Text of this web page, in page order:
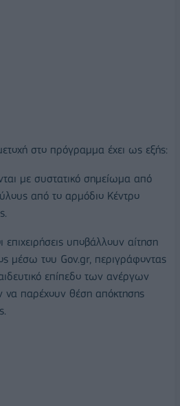
στο πρόγραμμα έχει ως εξής:
με συστατικό σημείωμα από
από το αρμόδιο Κέντρο
υποβάλλουν αίτηση
μέσω του Gov.gr, περιγράφοντας
επίπεδο των ανέργων
να παρέχουν θέση απόκτησης